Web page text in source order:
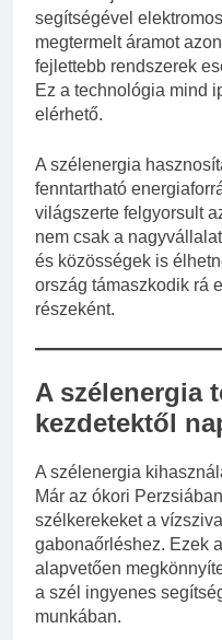
segítségével
megtermelt áramot
fejlettebb rendszerek
Ez a technológia mind
elérhető.
A szélenergia
fenntartható
világszerte felgyorsult
nem csak a
és közösségek is
ország támaszkodik rá
részeként.
A szélenergia
kezdetektől
A szélenergia
Már az ókori
szélkerekeket a
gabonaőrléshez. Ezek
alapvetően
a szél ingyenes
munkában.